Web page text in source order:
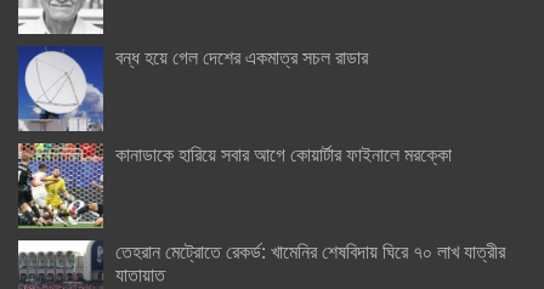
বন্ধ হয়ে গেল দেশের একমাত্র সচল রাডার
কানাডাকে হারিয়ে সবার আগে কোয়ার্টার ফাইনালে মরক্কো
তেহরান মেট্রোতে রেকর্ড: খামেনির শেষবিদায় ঘিরে ৭০ লাখ যাত্রীর
যাতায়াত